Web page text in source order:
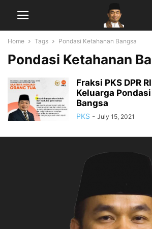
Home Tags Pondasi Ketahanan Bangsa
Pondasi Ketahanan
Fraksi PKS DPR
Keluarga
Bangsa
PKS - July 15, 2021